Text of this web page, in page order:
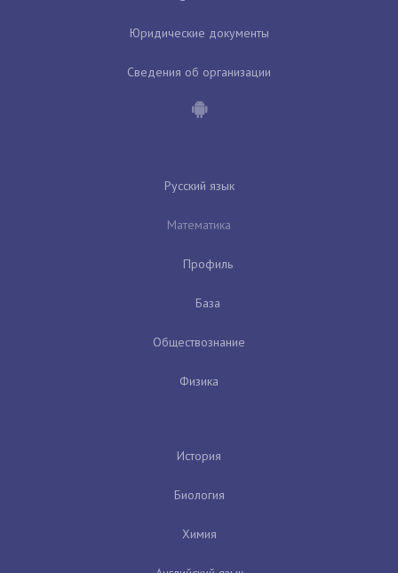
Юридические документы
Сведения об организации
Русский язык
Математика
Профиль
База
Обществознание
Физика
История
Биология
Химия